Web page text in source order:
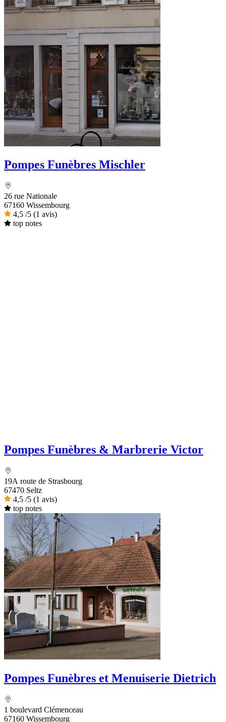
Pompes Funèbres Mischler
26 rue Nationale
67160 Wissembourg
4,5 /5 (1 avis)
top notes
Pompes Funèbres & Marbrerie Victor
19A route de Strasbourg
67470 Seltz
4,5 /5 (1 avis)
top notes
Pompes Funèbres et Menuiserie Dietrich
1 boulevard Clémenceau
67160 Wissembourg